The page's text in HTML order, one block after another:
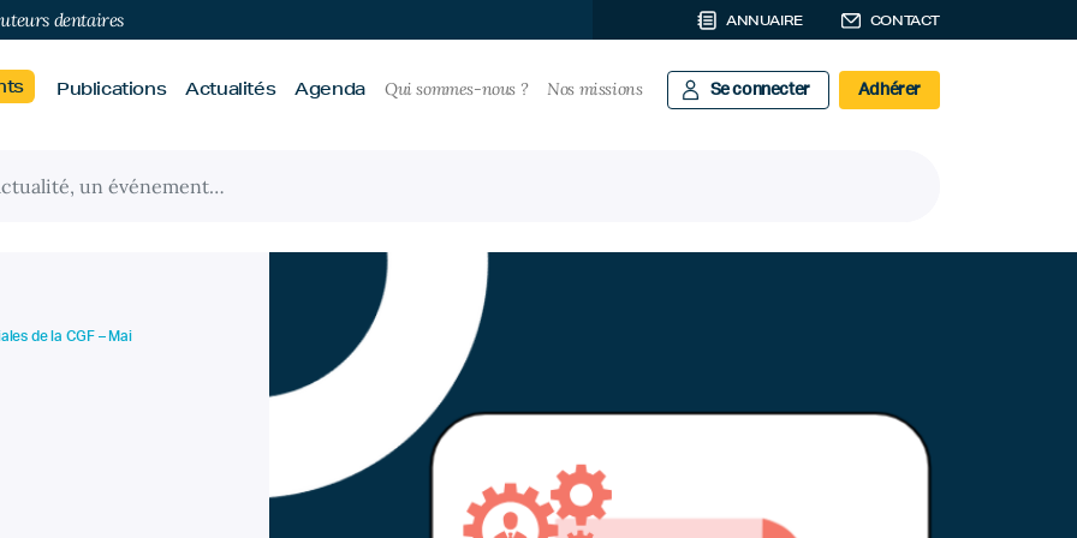
dentaires ANNUAIRE CONTACT
Publications Actualités Agenda Qui sommes-nous ? Nos missions Se connecter Adhérer
de la CGF – Mai